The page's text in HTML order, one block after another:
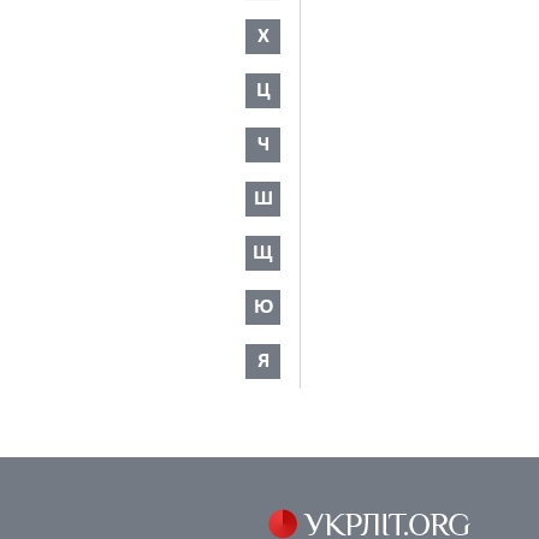
Х
Ц
Ч
Ш
Щ
Ю
Я